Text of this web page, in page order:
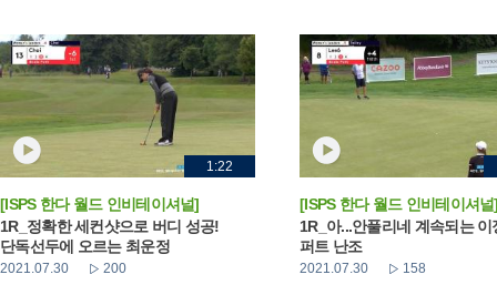
1:22
[ISPS 한다 월드 인비테이셔널]
1R_정확한 세컨샷으로 버디 성공!
단독선두에 오르는 최운정
2021.07.30 200
[ISPS 한다 월드 인비테이셔
1R_아...안풀리네 계속되는 이
퍼트 난조
2021.07.30 158